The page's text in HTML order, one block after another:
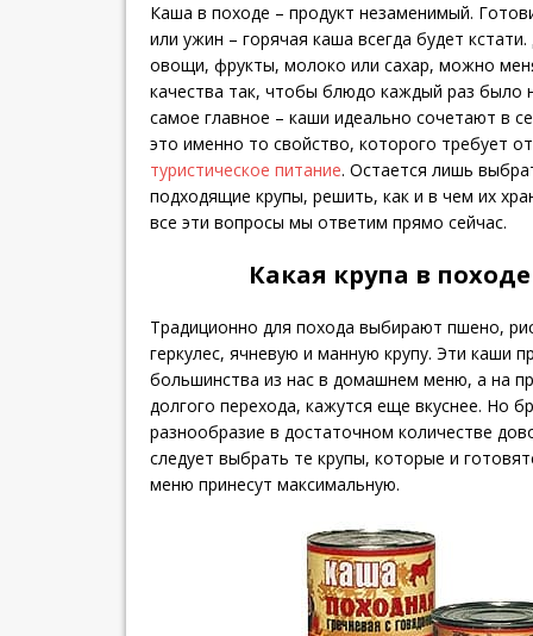
Каша в походе – продукт незаменимый.
или ужин – горячая каша всегда будет
овощи, фрукты, молоко или сахар, можно
качества так, чтобы блюдо каждый раз
самое главное – каши идеально сочетают в
это именно то свойство, которого требует
туристическое питание. Остается лишь
подходящие крупы, решить, как и в чем их
все эти вопросы мы ответим прямо сейчас.
Какая крупа в
Традиционно для похода выбирают пшено,
геркулес, ячневую и манную крупу. Эти каши
большинства из нас в домашнем меню, а на
долгого перехода, кажутся еще вкуснее. Но
разнообразие в достаточном количестве
следует выбрать те крупы, которые и
меню принесут максимальную.